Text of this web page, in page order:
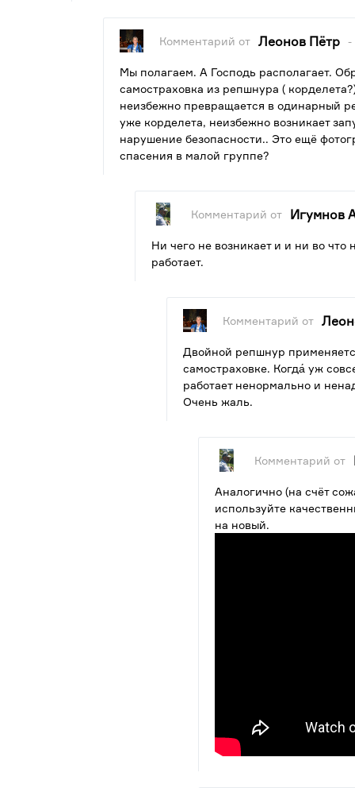
Комментарий от Леонов Пётр -
Мы полагаем. А Господь располагает.
самостраховка из репшнура (
неизбежно превращается в одинарный
уже корделета, неизбежно возникает
нарушение безопасности.. Это ещё
спасения в малой группе?
Комментарий от Игумнов
Ни чего не возникает и и ни во
работает.
Комментарий от
Двойной репшнур
самостраховке. Когда́ уж
работает ненормально и
Очень жаль.
Комментарий от
Аналогично (на счёт
используйте
на новый.